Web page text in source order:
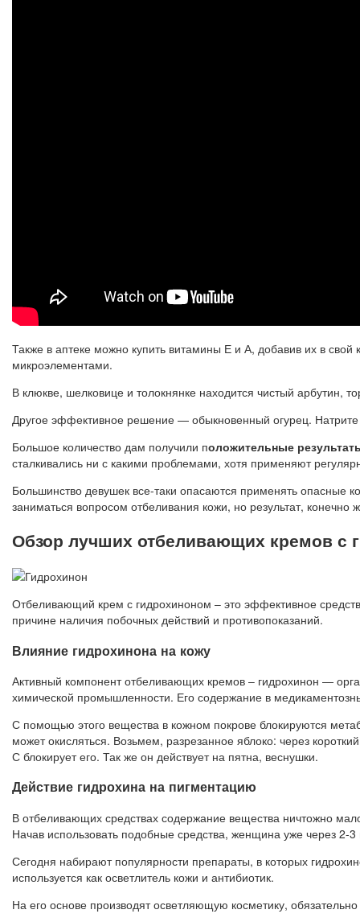
Также в аптеке можно купить витамины Е и А, добавив их в
микроэлементами.
В клюкве, шелковице и толокнянке находится чистый арбутин,
Другое эффективное решение — обыкновенный огурец.
Большое количество дам получили положительные
сталкивались ни с какими проблемами, хотя применяют
Большинство девушек все-таки опасаются применять опасные
заниматься вопросом отбеливания кожи, но результат, конечно
Обзор лучших отбеливающих кремов с
Отбеливающий крем с гидрохиноном – это эффективное
причине наличия побочных действий и противопоказаний.
Влияние гидрохинона на кожу
Активный компонент отбеливающих кремов – гидрохинон —
химической промышленности. Его содержание в
С помощью этого вещества в кожном покрове блокируются
может окисляться. Возьмем, разрезанное яблоко: через
С блокирует его. Так же он действует на пятна, веснушки.
Действие гидрохина на пигментацию
В отбеливающих средствах содержание вещества ничтожно
Начав использовать подобные средства, женщина уже через 2-
Сегодня набирают популярности препараты, в которых
используется как осветлитель кожи и антибиотик.
На его основе производят осветляющую косметику,